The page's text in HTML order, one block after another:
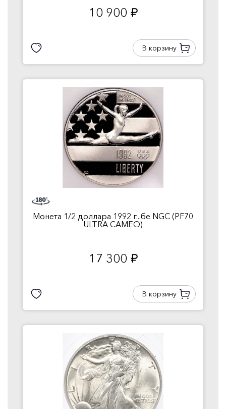
10 900 руб.
В корзину
Монета 1/2 доллара 1992 г...бе NGC (PF70
ULTRA CAMEO)
17 300 руб.
В корзину